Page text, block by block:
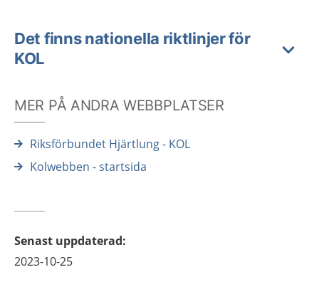
Det finns nationella riktlinjer för
KOL
MER PÅ ANDRA WEBBPLATSER
Riksförbundet Hjärtlung - KOL
Kolwebben - startsida
Senast uppdaterad:
2023-10-25